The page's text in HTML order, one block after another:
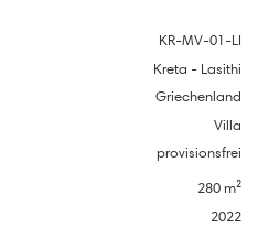
KR-MV-01-LI
Kreta - Lasithi
Griechenland
Villa
provisionsfrei
280 m²
2022